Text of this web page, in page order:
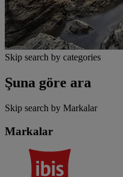
Skip search by categories
Şuna göre ara
Skip search by Markalar
Markalar